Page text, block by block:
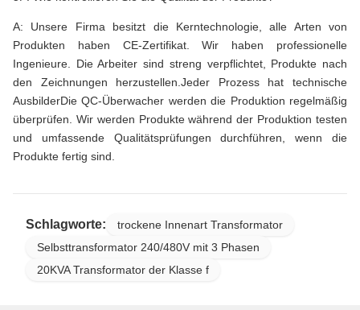
A: Unsere Firma besitzt die Kerntechnologie, alle Arten von
Produkten haben CE-Zertifikat. Wir haben professionelle
Ingenieure. Die Arbeiter sind streng verpflichtet, Produkte nach
den Zeichnungen herzustellen.Jeder Prozess hat technische
AusbilderDie QC-Überwacher werden die Produktion regelmäßig
überprüfen. Wir werden Produkte während der Produktion testen
und umfassende Qualitätsprüfungen durchführen, wenn die
Produkte fertig sind.
Schlagworte:
trockene Innenart Transformator
Selbsttransformator 240/480V mit 3 Phasen
20KVA Transformator der Klasse f